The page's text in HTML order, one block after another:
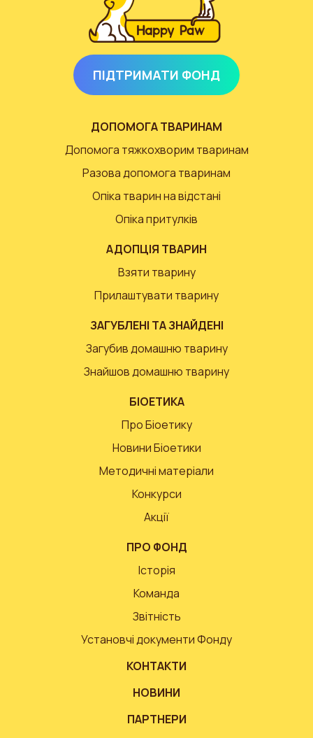
ПІДТРИМАТИ ФОНД
ДОПОМОГА ТВАРИНАМ
Допомога тяжкохворим тваринам
Разова допомога тваринам
Опіка тварин на відстані
Опіка притулків
АДОПЦІЯ ТВАРИН
Взяти тварину
Прилаштувати тварину
ЗАГУБЛЕНІ ТА ЗНАЙДЕНІ
Загубив домашню тварину
Знайшов домашню тварину
БІОЕТИКА
Про Біоетику
Новини Біоетики
Методичні матеріали
Конкурси
Акції
ПРО ФОНД
Історія
Команда
Звітність
Установчі документи Фонду
КОНТАКТИ
НОВИНИ
ПАРТНЕРИ